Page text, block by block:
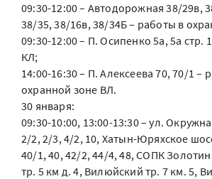
09:30-12:00 – Автодорожная 38/29в,
38/35, 38/16в, 38/34Б – работы в
09:30-12:00 – П. Осипенко 5а, 5а стр.
КЛ;
14:00-16:30 – П. Алексеева 70, 70/1 –
охранной зоне ВЛ.
30 января:
09:30-10:00, 13:00-13:30 – ул.
2/2, 2/3, 4/2, 10, Хатын-Юряхское
40/1, 40, 42/2, 44/4, 48, СОПК
тр. 5 км д. 4, Вилюйский тр. 7 км. 5,